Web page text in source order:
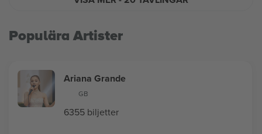
Populära Artister
Ariana Grande
GB
6355 biljetter